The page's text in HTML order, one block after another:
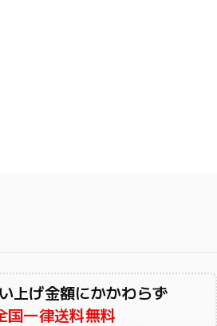
上げ金額にかかわらず
国一律送料無料